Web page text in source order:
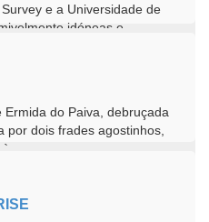
e a Universidade de
idóneas e
do Paiva, debruçada
por dois frades agostinhos,